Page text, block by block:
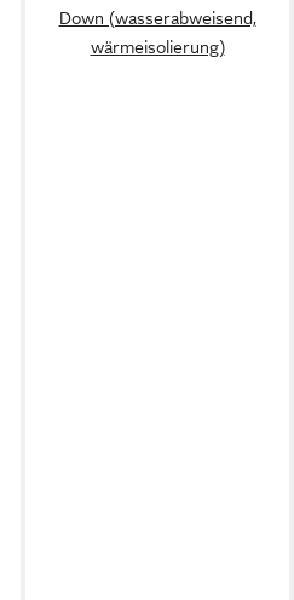
Down (wasserabweisend,
wärmeisolierung)